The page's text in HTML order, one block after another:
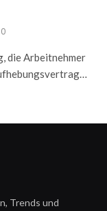
0
die Arbeitnehmer
Trends und